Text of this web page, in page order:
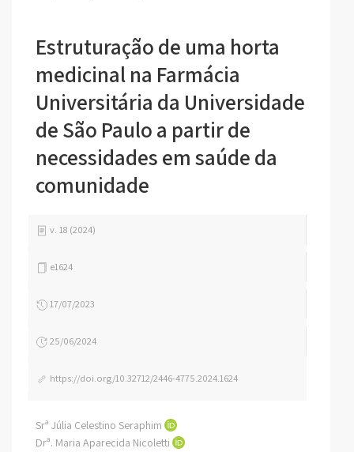
Estruturação de uma horta
medicinal na Farmácia
Universitária da Universidade
de São Paulo a partir de
necessidades em saúde da
comunidade
v. 18 (2024)
e1624
17/07/2023
25/06/2024
https://doi.org/10.32712/2446-4775.2024.1624
Srª Júlia Celestino Seraphim
Drª. Maria Aparecida Nicoletti